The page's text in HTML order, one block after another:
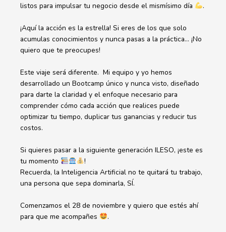
listos para impulsar tu negocio desde el mismísimo día
.
¡Aquí la acción es la estrella! Si eres de los que solo
acumulas conocimientos y nunca pasas a la práctica… ¡No
quiero que te preocupes!
Este viaje será diferente. Mi equipo y yo hemos
desarrollado un Bootcamp único y nunca visto, diseñado
para darte la claridad y el enfoque necesario para
comprender cómo cada acción que realices puede
optimizar tu tiempo, duplicar tus ganancias y reducir tus
costos.
Si quieres pasar a la siguiente generación ILESO, ¡este es
tu momento
!
Recuerda, la Inteligencia Artificial no te quitará tu trabajo,
una persona que sepa dominarla, SÍ.
Comenzamos el 28 de noviembre y quiero que estés ahí
para que me acompañes
.